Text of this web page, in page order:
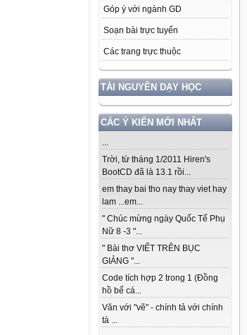
Góp ý với ngành GD
Soạn bài trực tuyến
Các trang trực thuộc
TÀI NGUYÊN DẠY HỌC
CÁC Ý KIẾN MỚI NHẤT
...
Trời, từ tháng 1/2011 Hiren's
BootCD đã là 13.1 rồi...
em thay bai tho nay thay viet hay
lam ...em...
" Chúc mừng ngày Quốc Tế Phụ
Nữ 8 -3 "...
" Bài thơ VIẾT TRÊN BỤC
GIẢNG "...
Code tích hợp 2 trong 1 (Đồng
hồ bể cá...
Văn với "vẽ" - chính tả với chính
tà ...